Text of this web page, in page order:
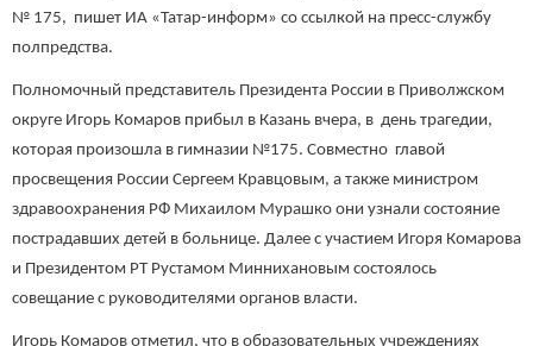
№ 175, пишет ИА «Татар-информ» со ссылкой на пресс-службу
полпредства.
Полномочный представитель Президента России в Приволжском
округе Игорь Комаров прибыл в Казань вчера, в день трагедии,
которая произошла в гимназии №175. Совместно главой
просвещения России Сергеем Кравцовым, а также министром
здравоохранения РФ Михаилом Мурашко они узнали состояние
пострадавших детей в больнице. Далее с участием Игоря Комарова
и Президентом РТ Рустамом Миннихановым состоялось
совещание с руководителями органов власти.
Игорь Комаров отметил, что в образовательных учреждениях